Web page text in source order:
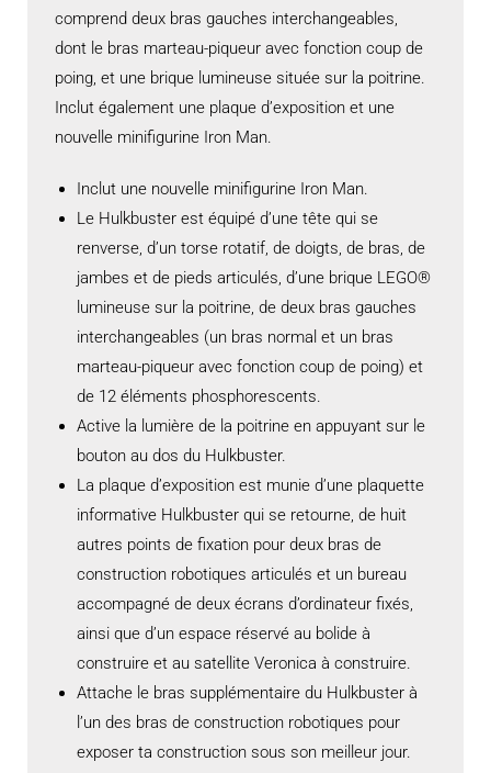
comprend deux bras gauches interchangeables,
dont le bras marteau-piqueur avec fonction coup de
poing, et une brique lumineuse située sur la poitrine.
Inclut également une plaque d’exposition et une
nouvelle minifigurine Iron Man.
Inclut une nouvelle minifigurine Iron Man.
Le Hulkbuster est équipé d’une tête qui se
renverse, d’un torse rotatif, de doigts, de bras, de
jambes et de pieds articulés, d’une brique LEGO®
lumineuse sur la poitrine, de deux bras gauches
interchangeables (un bras normal et un bras
marteau-piqueur avec fonction coup de poing) et
de 12 éléments phosphorescents.
Active la lumière de la poitrine en appuyant sur le
bouton au dos du Hulkbuster.
La plaque d’exposition est munie d’une plaquette
informative Hulkbuster qui se retourne, de huit
autres points de fixation pour deux bras de
construction robotiques articulés et un bureau
accompagné de deux écrans d’ordinateur fixés,
ainsi que d’un espace réservé au bolide à
construire et au satellite Veronica à construire.
Attache le bras supplémentaire du Hulkbuster à
l’un des bras de construction robotiques pour
exposer ta construction sous son meilleur jour.